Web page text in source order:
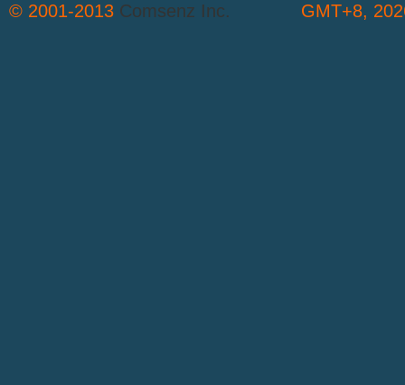
GMT+8,
© 2001-2013 Comsenz Inc.